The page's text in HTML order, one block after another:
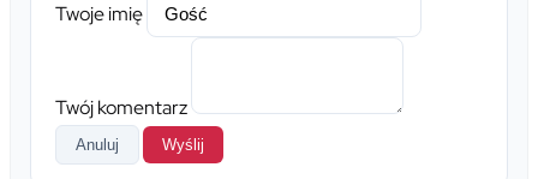
Twoje imię
Twój komentarz
Anuluj Wyślij